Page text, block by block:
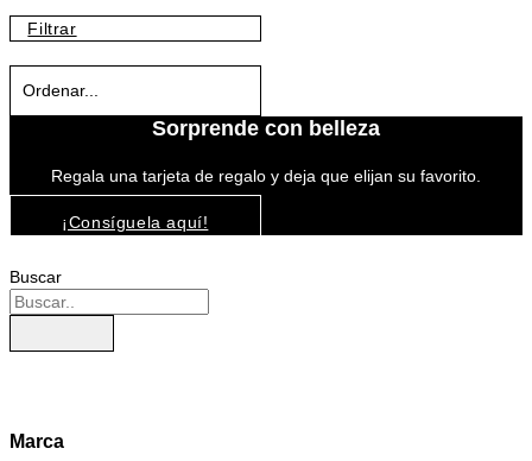
Filtrar
Sorprende con belleza
Regala una tarjeta de regalo y deja que elijan su favorito.
¡Consíguela aquí!
Buscar
Marca